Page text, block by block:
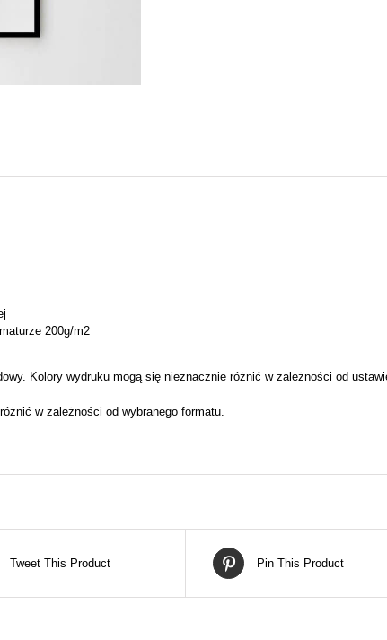
200g/m2
Kolory wydruku mogą się nieznacznie różnić w zależności od
w zależności od wybranego formatu.
Tweet This Product Pin This Product